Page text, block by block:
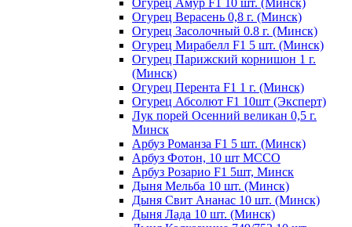
Огурец Амур F1 10 шт. (Минск)
Огурец Верасень 0,8 г. (Минск)
Огурец Засолочный 0.8 г. (Минск)
Огурец Мирабелл F1 5 шт. (Минск)
Огурец Парижский корнишон 1 г.
(Минск)
Огурец Перента F1 1 г. (Минск)
Огурец Абсолют F1 10шт (Эксперт)
Лук порей Осенний великан 0,5 г.
Минск
Арбуз Романза F1 5 шт. (Минск)
Арбуз Фотон, 10 шт МССО
Арбуз Розарио F1 5шт, Минск
Дыня Мельба 10 шт. (Минск)
Дыня Свит Ананас 10 шт. (Минск)
Дыня Лада 10 шт. (Минск)